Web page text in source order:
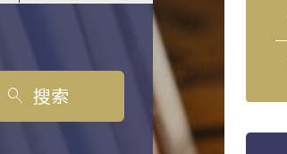
search 搜索